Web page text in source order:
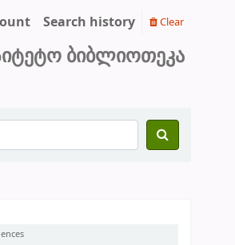
Search history Clear
ბიბლიოთეკა